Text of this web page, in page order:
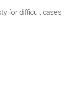
for difficult cases